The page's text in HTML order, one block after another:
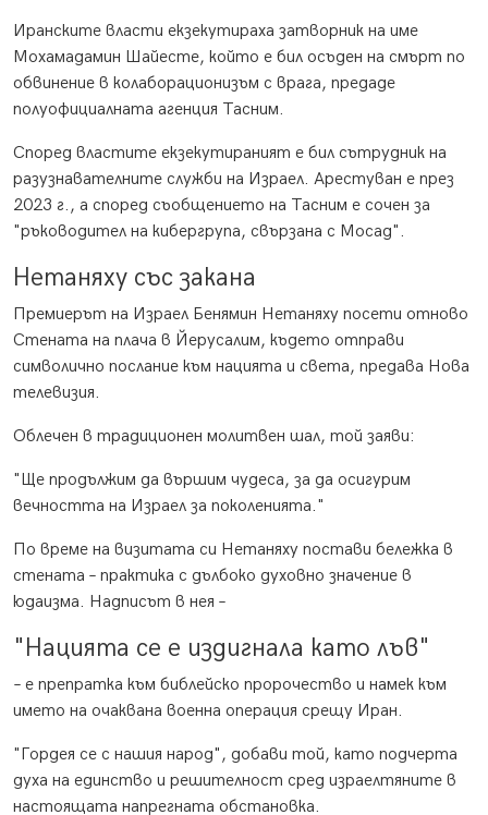
Иранските власти екзекутираха затворник на име
Мохамадамин Шайесте, който е бил осъден на смърт по
обвинение в колаборационизъм с врага, предаде
полуофициалната агенция Тасним.
Според властите екзекутираният е бил сътрудник на
разузнавателните служби на Израел. Арестуван е през
2023 г., а според съобщението на Тасним е сочен за
"ръководител на кибергрупа, свързана с Мосад".
Нетаняху със закана
Премиерът на Израел Бенямин Нетаняху посети отново
Стената на плача в Йерусалим, където отправи
символично послание към нацията и света, предава Нова
телевизия.
Облечен в традиционен молитвен шал, той заяви:
"Ще продължим да вършим чудеса, за да осигурим
вечността на Израел за поколенията."
По време на визитата си Нетаняху постави бележка в
стената – практика с дълбоко духовно значение в
юдаизма. Надписът в нея –
"Нацията се е издигнала като лъв"
– е препратка към библейско пророчество и намек към
името на очаквана военна операция срещу Иран.
"Гордея се с нашия народ", добави той, като подчерта
духа на единство и решителност сред израелтяните в
настоящата напрегната обстановка.